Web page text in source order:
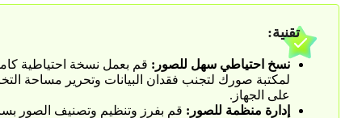
تقنية:
نسخ احتياطي سهل للصور: قم بعمل نسخة احتياطية
لمكتبة صورك لتجنب فقدان البيانات وتحرير مساحة
على الجهاز.
إدارة منظمة للصور: قم بفرز وتنظيم وتصنيف الصور